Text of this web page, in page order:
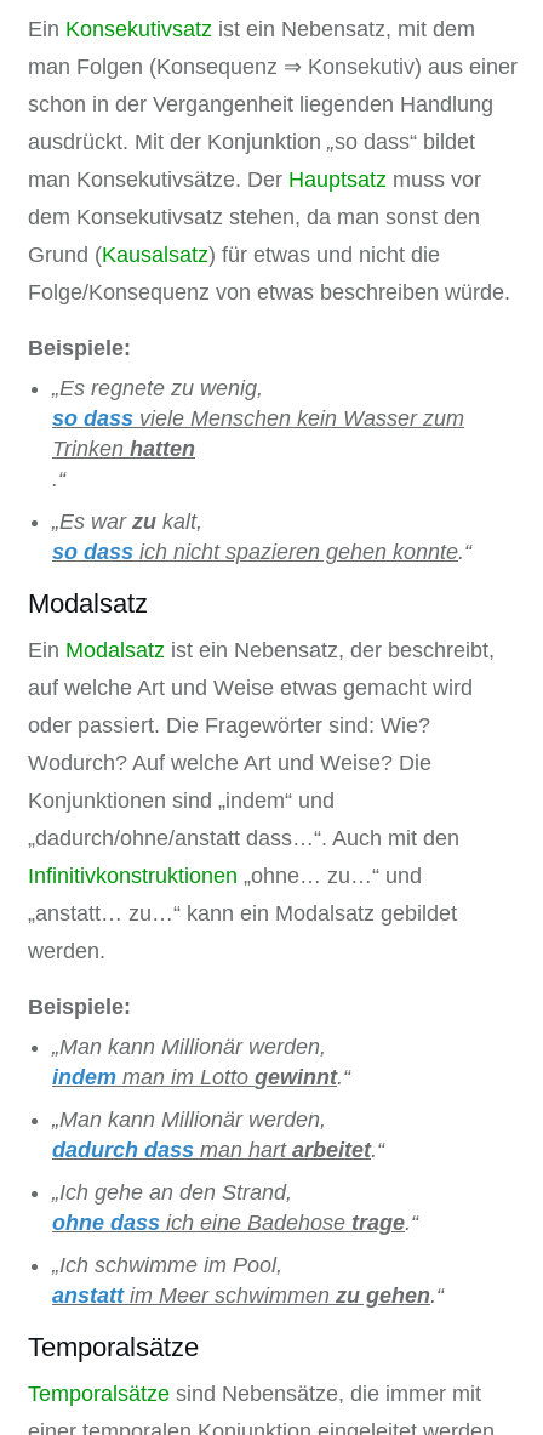
Ein Konsekutivsatz ist ein Nebensatz, mit dem
man Folgen (Konsequenz ⇒ Konsekutiv) aus einer
schon in der Vergangenheit liegenden Handlung
ausdrückt. Mit der Konjunktion „so dass“ bildet
man Konsekutivsätze. Der Hauptsatz muss vor
dem Konsekutivsatz stehen, da man sonst den
Grund (Kausalsatz) für etwas und nicht die
Folge/Konsequenz von etwas beschreiben würde.
Beispiele:
„Es regnete zu wenig,
so dass viele Menschen kein Wasser zum
Trinken hatten
.“
„Es war zu kalt,
so dass ich nicht spazieren gehen konnte.“
Modalsatz
Ein Modalsatz ist ein Nebensatz, der beschreibt,
auf welche Art und Weise etwas gemacht wird
oder passiert. Die Fragewörter sind: Wie?
Wodurch? Auf welche Art und Weise? Die
Konjunktionen sind „indem“ und
„dadurch/ohne/anstatt dass…“. Auch mit den
Infinitivkonstruktionen „ohne… zu…“ und
„anstatt… zu…“ kann ein Modalsatz gebildet
werden.
Beispiele:
„Man kann Millionär werden,
indem man im Lotto gewinnt.“
„Man kann Millionär werden,
dadurch dass man hart arbeitet.“
„Ich gehe an den Strand,
ohne dass ich eine Badehose trage.“
„Ich schwimme im Pool,
anstatt im Meer schwimmen zu gehen.“
Temporalsätze
Temporalsätze sind Nebensätze, die immer mit